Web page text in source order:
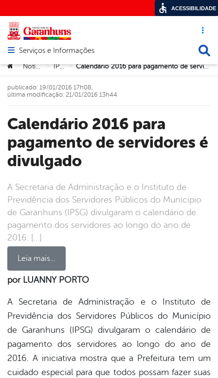
Acesso
Abrir menu principal de navegação
Serviços e Informações
Você está aqui:
> Notícias > IPSG > Calendário 2016 para pagamento de servidores é divulgado
Calendário 2016 para
pagamento de servidores é
divulgado
A Secretaria de Administração e o Instituto de
Previdência dos Servidores Públicos do Município
de Garanhuns (IPSG) divulgaram o calendário de
pagamento dos servidores ao longo do ano de
2016. […]
Leia mais…
publicado: 19/01/2016 17h08,
última modificação: 21/01/2016 13h44
por LUANNY PORTO
A Secretaria de Administração e o Instituto de
Previdência dos Servidores Públicos do Município
de Garanhuns (IPSG) divulgaram o calendário de
pagamento dos servidores ao longo do ano de
2016. A iniciativa mostra que a Prefeitura tem um
cuidado especial para que todos possam fazer suas
ACESSIBILIDADE